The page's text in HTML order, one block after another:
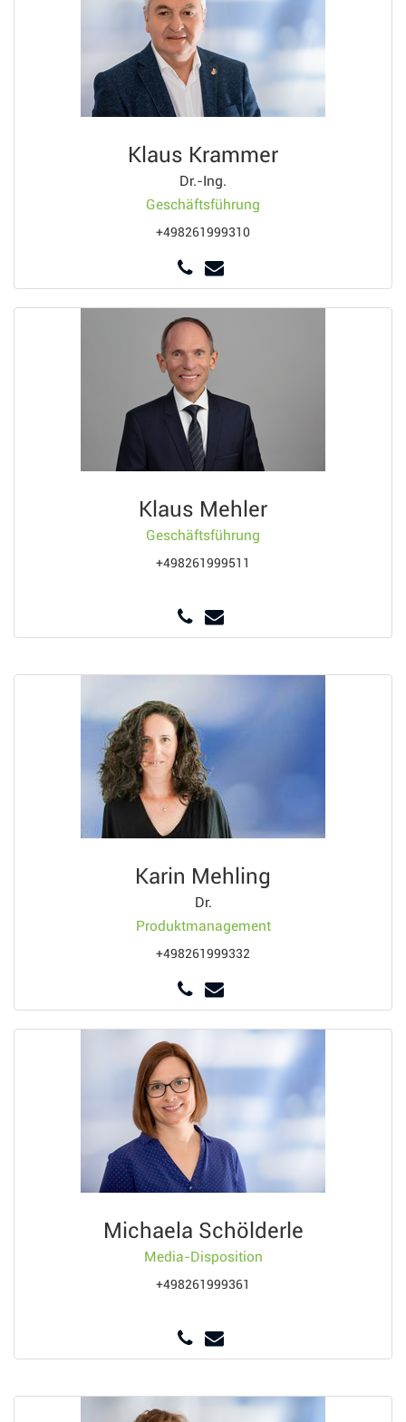
Klaus Krammer
Dr.-Ing.
Geschäftsführung
+498261999310
Klaus Mehler
Geschäftsführung
+498261999511
Karin Mehling
Dr.
Produktmanagement
+498261999332
Michaela Schölderle
Media-Disposition
+498261999361